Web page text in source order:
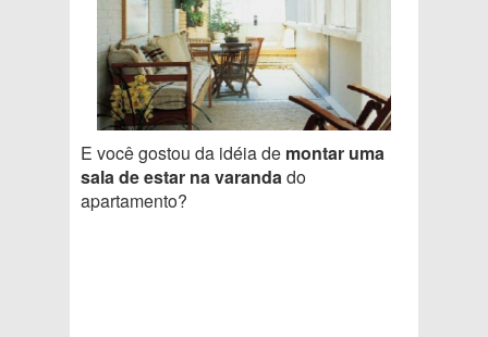
E você gostou da idéia de montar uma
sala de estar na varandado
apartamento?